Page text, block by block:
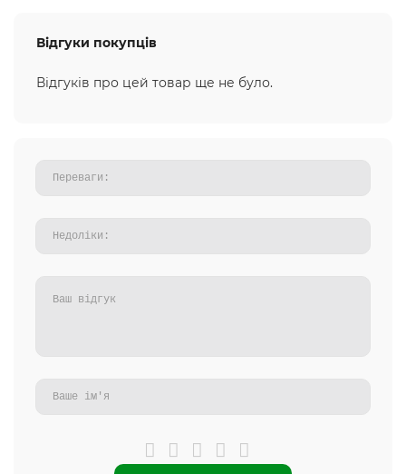
Відгуки покупців
Відгуків про цей товар ще не було.